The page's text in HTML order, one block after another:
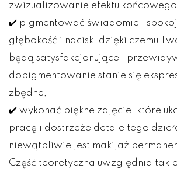
zwizualizowanie efektu
✔️ pigmentować świadomie i
głębokość i nacisk, dzięki czemu
będą satysfakcjonujące i
dopigmentowanie stanie się
zbędne,
✔️ wykonać piękne zdjęcie, które
pracę i dostrzeże detale tego
niewątpliwie jest makijaż
Część teoretyczna uwzględnia